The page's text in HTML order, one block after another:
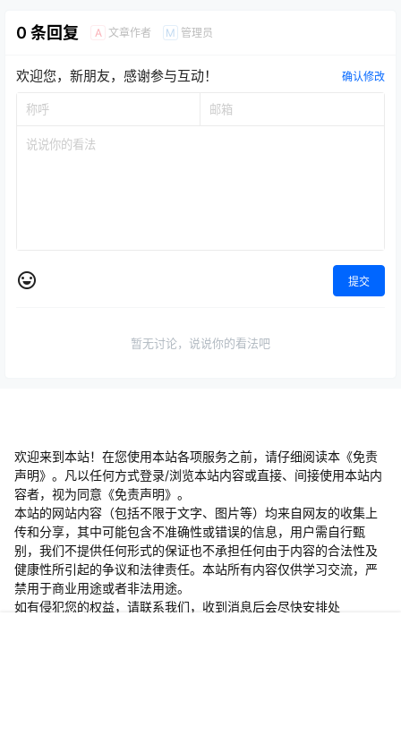
0 条回复 A 文章作者 M 管理员
欢迎您，新朋友，感谢参与互动！ 确认修改
提交
暂无讨论，说说你的看法吧
欢迎来到本站！在您使用本站各项服务之前，请仔细阅读本《免责
声明》。凡以任何方式登录/浏览本站内容或直接、间接使用本站内
容者，视为同意《免责声明》。
本站的网站内容（包括不限于文字、图片等）均来自网友的收集上
传和分享，其中可能包含不准确性或错误的信息，用户需自行甄
别，我们不提供任何形式的保证也不承担任何由于内容的合法性及
健康性所引起的争议和法律责任。本站所有内容仅供学习交流，严
禁用于商业用途或者非法用途。
​如有侵犯您的权益，请联系我们，收到消息后会尽快安排处